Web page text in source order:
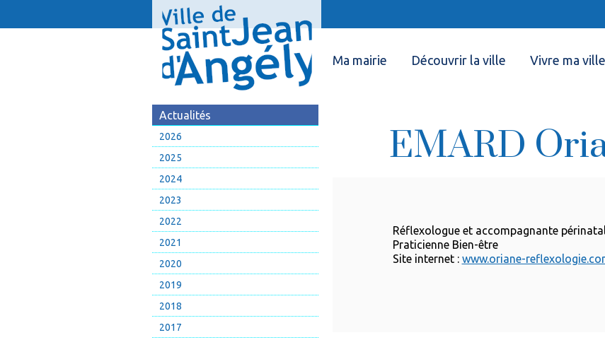
Ma mairie Découvrir la ville Vivre ma ville
Actualités
2026
2025
2024
2023
2022
2021
2020
2019
2018
2017
EMARD
Réflexologue et accompagnante
Praticienne Bien-être
Site internet : www.oriane-